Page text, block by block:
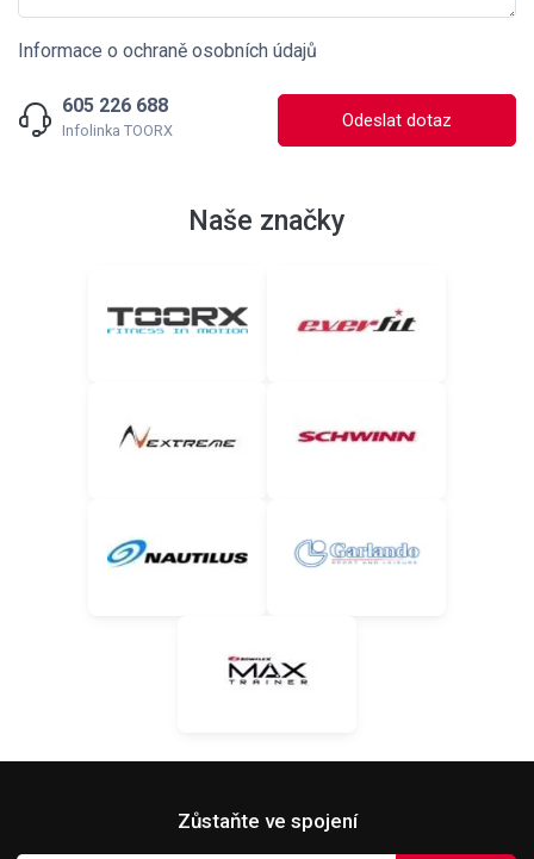
Informace o ochraně osobních údajů
605 226 688
Infolinka TOORX Odeslat dotaz
Naše značky
Zůstaňte ve spojení